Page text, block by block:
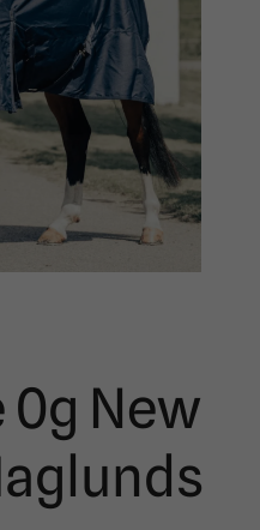
0g New